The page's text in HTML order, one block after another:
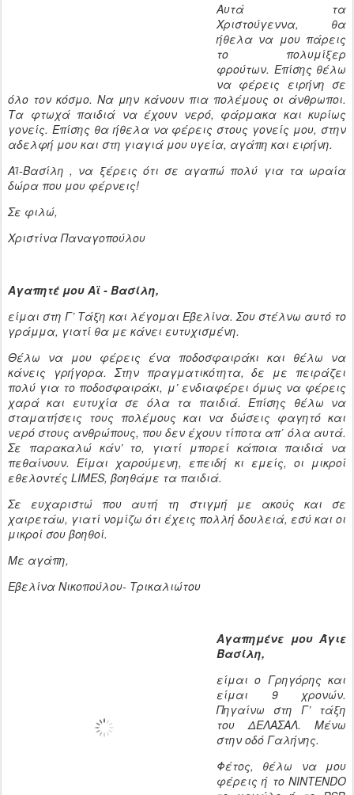
Αυτά τα
Χριστούγεννα, θα
ήθελα να μου πάρεις
το πολυμίξερ
φρούτων. Επίσης θέλω
να φέρεις ειρήνη σε
όλο τον κόσμο. Να μην κάνουν πια πολέμους οι άνθρωποι.
Τα φτωχά παιδιά να έχουν νερό, φάρμακα και κυρίως
γονείς. Επίσης θα ήθελα να φέρεις στους γονείς μου, στην
αδελφή μου και στη γιαγιά μου υγεία, αγάπη και ειρήνη.
Αϊ-Βασίλη , να ξέρεις ότι σε αγαπώ πολύ για τα ωραία
δώρα που μου φέρνεις!
Σε φιλώ,
Xριστίνα Παναγοπούλου
Αγαπητέ μου Αϊ - Βασίλη,
είμαι στη Γ’ Τάξη και λέγομαι Εβελίνα. Σου στέλνω αυτό το
γράμμα, γιατί θα με κάνει ευτυχισμένη.
Θέλω να μου φέρεις ένα ποδοσφαιράκι και θέλω να
κάνεις γρήγορα. Στην πραγματικότητα, δε με πειράζει
πολύ για το ποδοσφαιράκι, μ’ ενδιαφέρει όμως να φέρεις
χαρά και ευτυχία σε όλα τα παιδιά. Επίσης θέλω να
σταματήσεις τους πολέμους και να δώσεις φαγητό και
νερό στους ανθρώπους, που δεν έχουν τίποτα απ΄ όλα αυτά.
Σε παρακαλώ κάν’ το, γιατί μπορεί κάποια παιδιά να
πεθαίνουν. Είμαι χαρούμενη, επειδή κι εμείς, οι μικροί
εθελοντές LIMES, βοηθάμε τα παιδιά.
Σε ευχαριστώ που αυτή τη στιγμή με ακούς και σε
χαιρετάω, γιατί νομίζω ότι έχεις πολλή δουλειά, εσύ και οι
μικροί σου βοηθοί.
Με αγάπη,
Εβελίνα Νικοπούλου- Τρικαλιώτου
Αγαπημένε μου Άγιε
Βασίλη,
είμαι ο Γρηγόρης και
είμαι 9 χρονών.
Πηγαίνω στη Γ’ τάξη
του ΔΕΛΑΣΑΛ. Μένω
στην οδό Γαλήνης.
Φέτος, θέλω να μου
φέρεις ή το NINTENDO